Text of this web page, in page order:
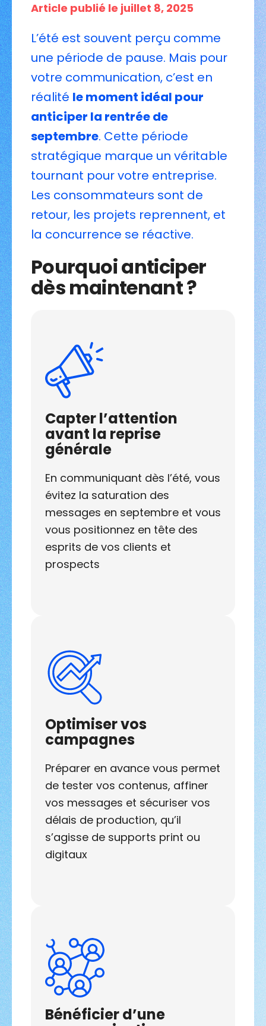
Article publié le juillet 8, 2025
L’été est souvent perçu comme
une période de pause. Mais pour
votre communication, c’est en
réalité le moment idéal pour
anticiper la rentrée de
septembre. Cette période
stratégique marque un véritable
tournant pour votre entreprise.
Les consommateurs sont de
retour, les projets reprennent, et
la concurrence se réactive.
Pourquoi anticiper
dès maintenant ?
Capter l’attention
avant la reprise
générale
En communiquant dès l’été, vous
évitez la saturation des
messages en septembre et vous
vous positionnez en tête des
esprits de vos clients et
prospects
Optimiser vos
campagnes
Préparer en avance vous permet
de tester vos contenus, affiner
vos messages et sécuriser vos
délais de production, qu’il
s’agisse de supports print ou
digitaux
Bénéficier d’une